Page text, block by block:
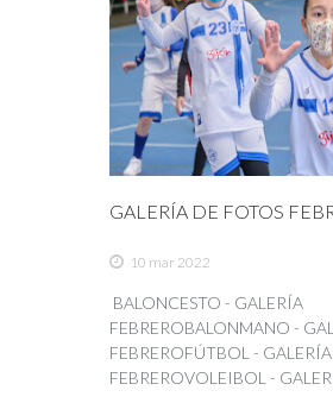
GALERÍA DE FOTOS
10 mar 2022
BALONCESTO - GALERÍA
FEBREROBALONMANO -
FEBREROFÚTBOL - GALERÍA
FEBREROVOLEIBOL -